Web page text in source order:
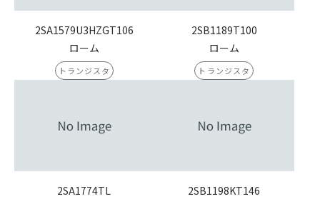
2SA1579U3HZGT106
ローム
トランジスタ
2SB1189T100
ローム
トランジスタ
2SA1774TL
2SB1198KT146